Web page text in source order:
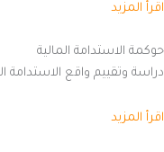
اقرأ المزيد
حوكمة الاستدامة المالية
دراسة وتقييم واقع الاستدامة
اقرأ المزيد